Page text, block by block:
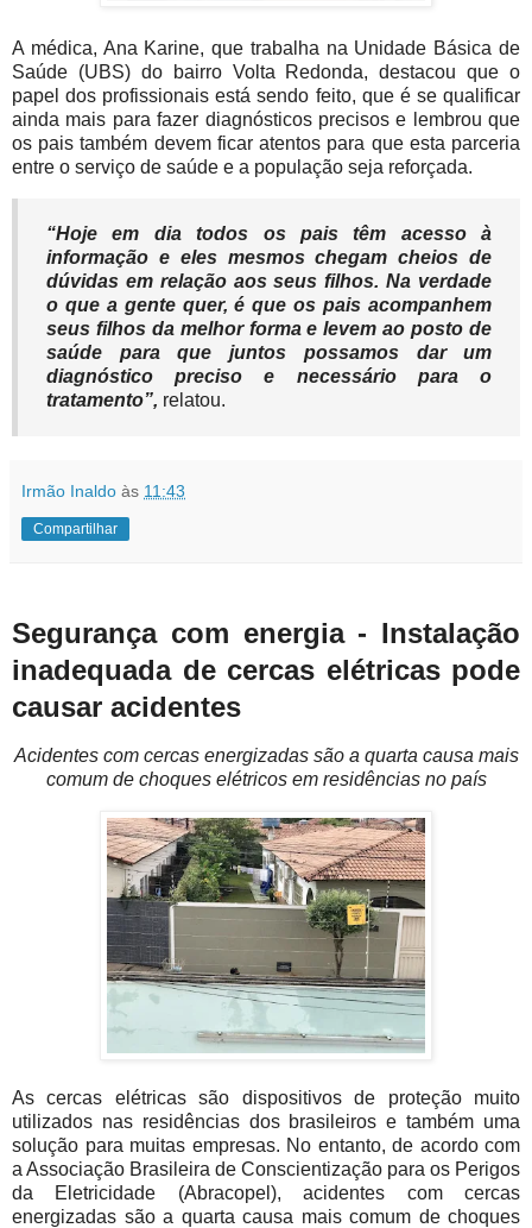
A médica, Ana Karine, que trabalha na Unidade Básica de
Saúde (UBS) do bairro Volta Redonda, destacou que o
papel dos profissionais está sendo feito, que é se qualificar
ainda mais para fazer diagnósticos precisos e lembrou que
os pais também devem ficar atentos para que esta parceria
entre o serviço de saúde e a população seja reforçada.
“Hoje em dia todos os pais têm acesso à
informação e eles mesmos chegam cheios de
dúvidas em relação aos seus filhos. Na verdade
o que a gente quer, é que os pais acompanhem
seus filhos da melhor forma e levem ao posto de
saúde para que juntos possamos dar um
diagnóstico preciso e necessário para o
tratamento”, relatou.
Irmão Inaldo às 11:43
Compartilhar
Segurança com energia - Instalação
inadequada de cercas elétricas pode
causar acidentes
Acidentes com cercas energizadas são a quarta causa mais
comum de choques elétricos em residências no país
As cercas elétricas são dispositivos de proteção muito
utilizados nas residências dos brasileiros e também uma
solução para muitas empresas. No entanto, de acordo com
a Associação Brasileira de Conscientização para os Perigos
da Eletricidade (Abracopel), acidentes com cercas
energizadas são a quarta causa mais comum de choques